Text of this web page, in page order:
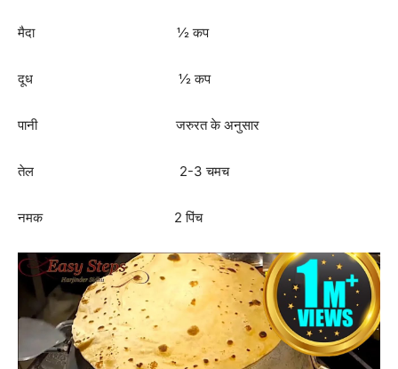
मैदा ½ कप
दूध ½ कप
पानी जरुरत के अनुसार
तेल 2-3 चमच
नमक 2 पिंच